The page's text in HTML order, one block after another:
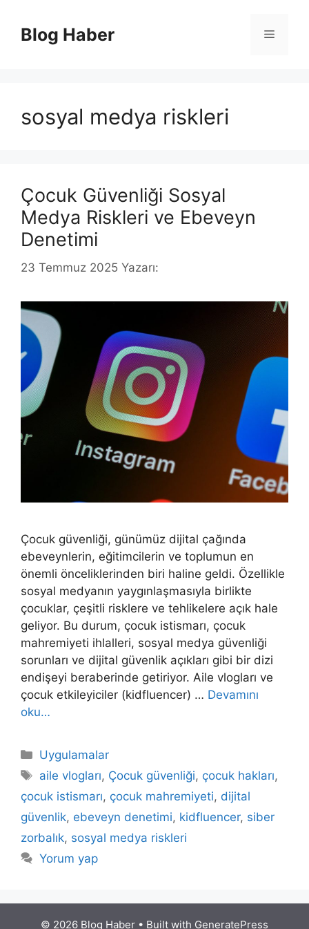
Blog Haber Menü
sosyal medya riskleri
Çocuk Güvenliği Sosyal
Medya Riskleri ve Ebeveyn
Denetimi
23 Temmuz 2025 Yazarı:
Çocuk güvenliği, günümüz dijital çağında
ebeveynlerin, eğitimcilerin ve toplumun en
önemli önceliklerinden biri haline geldi. Özellikle
sosyal medyanın yaygınlaşmasıyla birlikte
çocuklar, çeşitli risklere ve tehlikelere açık hale
geliyor. Bu durum, çocuk istismarı, çocuk
mahremiyeti ihlalleri, sosyal medya güvenliği
sorunları ve dijital güvenlik açıkları gibi bir dizi
endişeyi beraberinde getiriyor. Aile vlogları ve
çocuk etkileyiciler (kidfluencer) … Devamını
oku…
Kategoriler
Uygulamalar
Etiketler
aile vlogları, Çocuk güvenliği, çocuk hakları,
çocuk istismarı, çocuk mahremiyeti, dijital
güvenlik, ebeveyn denetimi, kidfluencer, siber
zorbalık, sosyal medya riskleri
Yorum yap
© 2026 Blog Haber • Built with GeneratePress